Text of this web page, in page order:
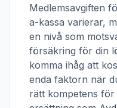
Medlemsavgiften
a-kassa varierar,
en nivå som
försäkring för din
komma ihåg att
enda faktorn när
rätt kompetens